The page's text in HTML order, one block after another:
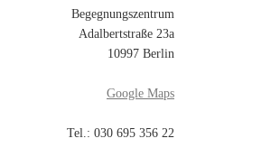
Begegnungszentrum
Adalbertstraße 23a
10997 Berlin
Google Maps
Tel.: 030 695 356 22